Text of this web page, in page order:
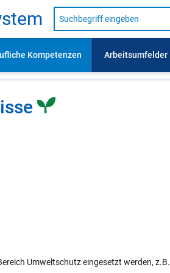
Suche
nach
Lehrausbildung,
usw.
Umweltschutz eingesetzt werden, z.B.